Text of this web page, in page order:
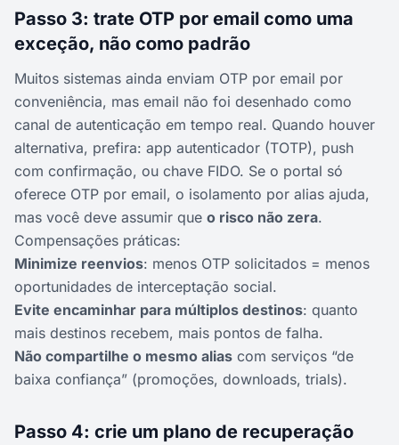
Passo 3: trate OTP por email como uma
exceção, não como padrão
Muitos sistemas ainda enviam OTP por email por
conveniência, mas email não foi desenhado como
canal de autenticação em tempo real. Quando houver
alternativa, prefira: app autenticador (TOTP), push
com confirmação, ou chave FIDO. Se o portal só
oferece OTP por email, o isolamento por alias ajuda,
mas você deve assumir que o risco não zera.
Compensações práticas:
Minimize reenvios: menos OTP solicitados = menos
oportunidades de interceptação social.
Evite encaminhar para múltiplos destinos: quanto
mais destinos recebem, mais pontos de falha.
Não compartilhe o mesmo alias com serviços “de
baixa confiança” (promoções, downloads, trials).
Passo 4: crie um plano de recuperação